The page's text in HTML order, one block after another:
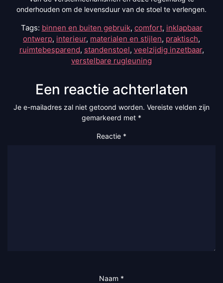
onderhouden om de levensduur van de stoel te verlengen.
Tags: binnen en buiten gebruik, comfort, inklapbaar
ontwerp, interieur, materialen en stijlen, praktisch,
ruimtebesparend, standenstoel, veelzijdig inzetbaar,
verstelbare rugleuning
Een reactie achterlaten
Je e-mailadres zal niet getoond worden. Vereiste velden zijn
gemarkeerd met *
Reactie *
Naam *